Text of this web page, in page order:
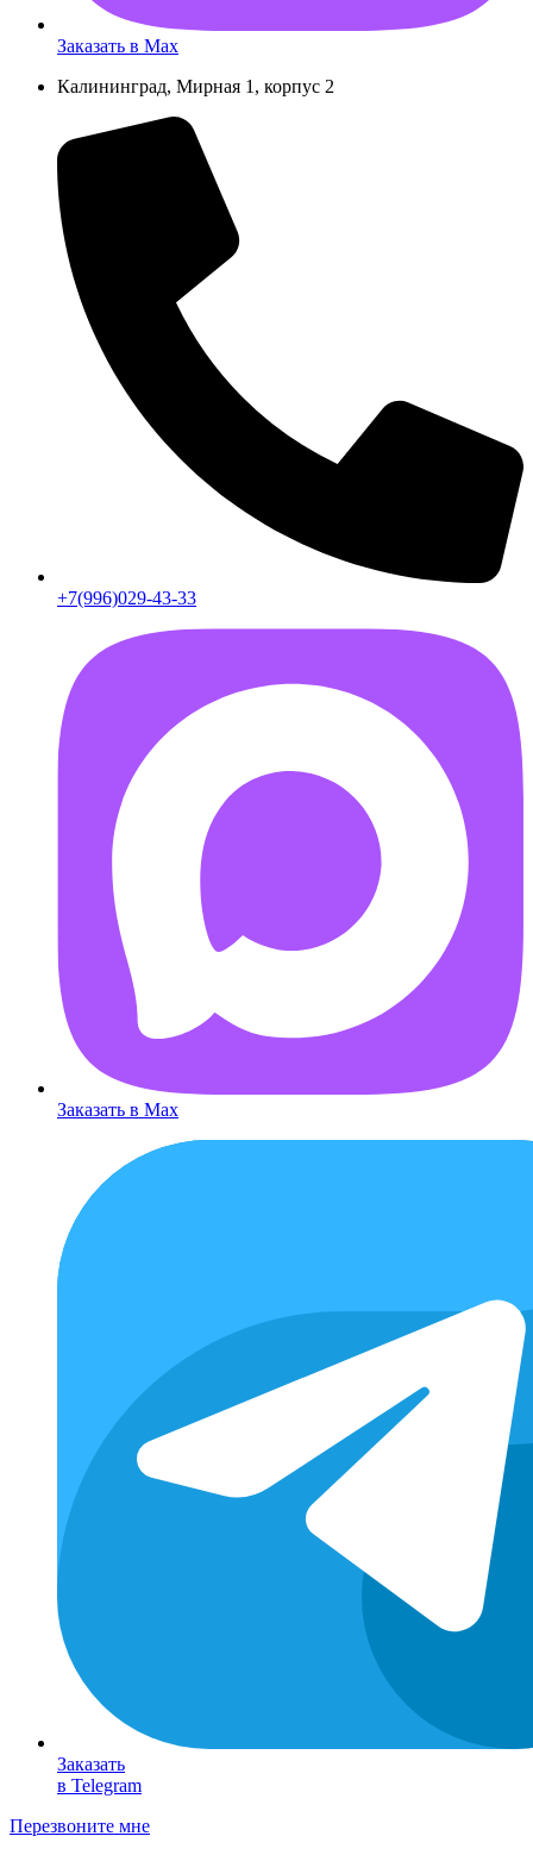
Заказать в Max
Калининград, Мирная 1, корпус 2
+7(996)029-43-33
Заказать в Max
Заказать
в Telegram
Перезвоните мне